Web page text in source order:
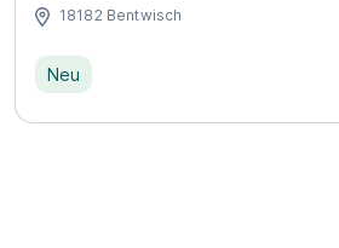
18182 Bentwisch
Neu